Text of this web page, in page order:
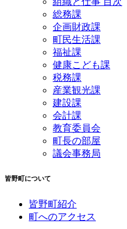
総務課
企画財政課
町民生活課
福祉課
健康こども課
税務課
産業観光課
建設課
会計課
教育委員会
町長の部屋
議会事務局
皆野町について
皆野町紹介
町へのアクセス